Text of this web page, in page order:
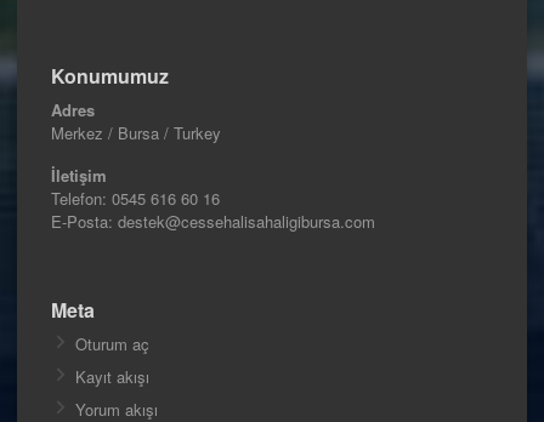
Konumumuz
Adres
Merkez / Bursa / Turkey
İletişim
Telefon: 0545 616 60 16
E-Posta: destek@cessehalisahaligibursa.com
Meta
Oturum aç
Kayıt akışı
Yorum akışı